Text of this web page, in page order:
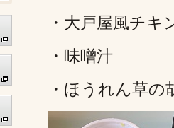
・大戸屋風チキ
・味噌汁
・ほうれん草の